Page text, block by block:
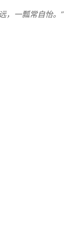
，一瓢常自怡。”